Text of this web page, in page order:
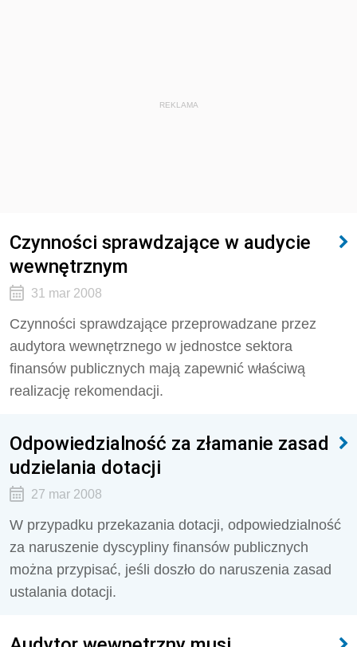
REKLAMA
Czynności sprawdzające w audycie
wewnętrznym
31 mar 2008
Czynności sprawdzające przeprowadzane przez
audytora wewnętrznego w jednostce sektora
finansów publicznych mają zapewnić właściwą
realizację rekomendacji.
Odpowiedzialność za złamanie zasad
udzielania dotacji
27 mar 2008
W przypadku przekazania dotacji, odpowiedzialność
za naruszenie dyscypliny finansów publicznych
można przypisać, jeśli doszło do naruszenia zasad
ustalania dotacji.